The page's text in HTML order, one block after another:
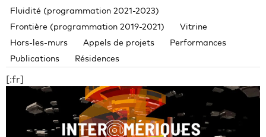
Fluidité (programmation 2021-2023)
Frontière (programmation 2019-2021)
Vitrine
Hors-les-murs
Appels de projets
Performances
Publications
Résidences
[:fr]